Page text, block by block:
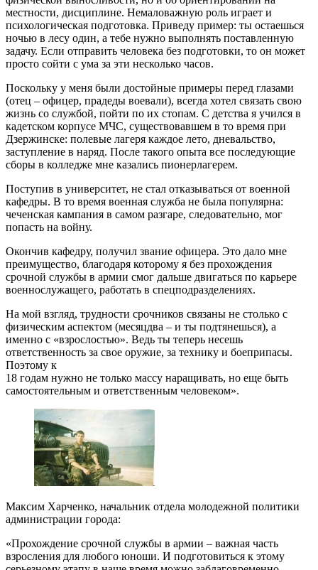
местности, дисциплине. Немаловажную роль играет и
психологическая подготовка. Приведу пример: ты остаешься
ночью в лесу один, а тебе нужно выполнять поставленную
задачу. Если отправить человека без подготовки, то он может
просто сойти с ума за эти несколько часов.
Поскольку у меня были достойные примеры перед глазами
(отец – офицер, прадеды воевали), всегда хотел связать свою
жизнь со службой, пойти по их стопам. С детства я учился в
кадетском корпусе МЧС, существовавшем в то время при
Дзержинске: полевые лагеря каждое лето, дневальство,
заступление в наряд. После такого опыта все последующие
сборы в колледже мне казались пионерлагерем.
Поступив в университет, не стал отказываться от военной
кафедры. В то время военная служба не была популярна:
чеченская кампания в самом разгаре, следовательно, мог
попасть на войну.
Окончив кафедру, получил звание офицера. Это дало мне
преимущество, благодаря которому я без прохождения
срочной службы в армии смог дальше двигаться по карьере
военнослужащего, работать в спецподразделениях.
На мой взгляд, трудности срочников связаны не столько с
физическим аспектом (месяц­два – и ты подтянешься), а
именно с «взрослостью». Ведь ты теперь несешь
ответственность за свое оружие, за технику и боеприпасы.
Поэтому к
18 годам нужно не только массу наращивать, но еще быть
самостоятельным и ответственным человеком».
Максим Харченко, начальник отдела молодежной политики
администрации города:
«Прохождение срочной службы в армии – важная часть
взросления для любого юноши. И подготовиться к этому